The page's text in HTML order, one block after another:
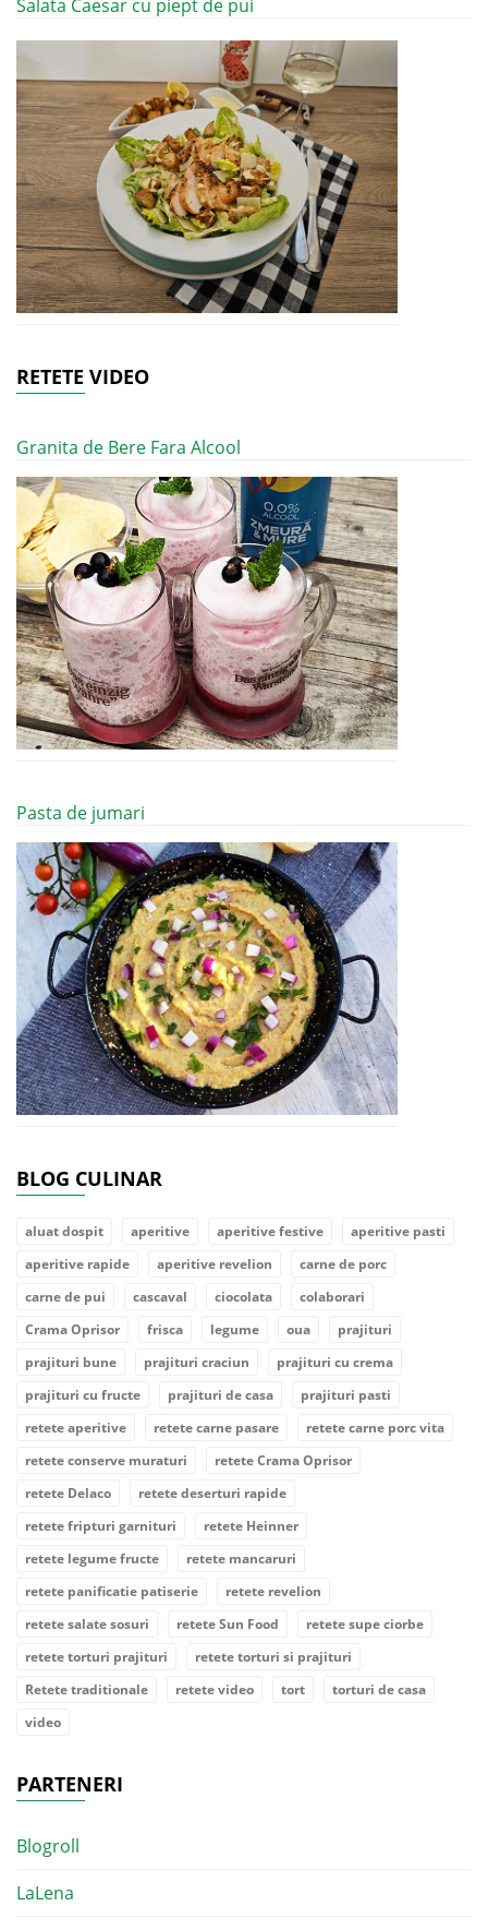
Salata Caesar cu piept de pui
RETETE VIDEO
Granita de Bere Fara Alcool
Pasta de jumari
BLOG CULINAR
aluat dospit aperitive aperitive festive
aperitive pasti
aperitive rapide
aperitive revelion
carne de porc
carne de pui
cascaval ciocolata
colaborari
Crama Oprisor
frisca legume oua
prajituri
prajituri bune
prajituri craciun
prajituri cu crema
prajituri cu fructe
prajituri de casa
prajituri pasti
retete aperitive
retete carne pasare
retete carne porc vita
retete conserve muraturi
retete Crama Oprisor
retete Delaco
retete deserturi rapide
retete fripturi garnituri
retete Heinner
retete legume fructe
retete mancaruri
retete panificatie patiserie
retete revelion
retete salate sosuri
retete Sun Food
retete supe ciorbe
retete torturi prajituri
retete torturi si prajituri
Retete traditionale
retete video tort
torturi de casa
video
PARTENERI
Blogroll
LaLena